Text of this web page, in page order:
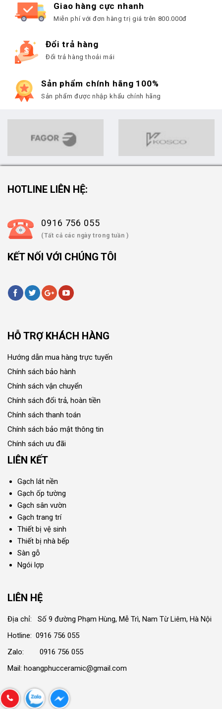
Giao hàng cực nhanh
Miễn phí với đơn hàng trị giá trên 800.000đ
Đổi trả hàng
Đổi trả hàng thoải mái
Sản phẩm chính hãng 100%
Sản phẩm được nhập khẩu chính hãng
HOTLINE LIÊN HỆ:
0916 756 055
(Tất cả các ngày trong tuần )
KẾT NỐI VỚI CHÚNG TÔI
HỖ TRỢ KHÁCH HÀNG
Hướng dẫn mua hàng trực tuyến
Chính sách bảo hành
Chính sách vận chuyển
Chính sách đổi trả, hoàn tiền
Chính sách thanh toán
Chính sách bảo mật thông tin
Chính sách ưu đãi
LIÊN KẾT
Gạch lát nền
Gạch ốp tường
Gạch sân vườn
Gạch trang trí
Thiết bị vệ sinh
Thiết bị nhà bếp
Sàn gỗ
Ngói lợp
LIÊN HỆ
Địa chỉ: Số 9 đường Phạm Hùng, Mễ Trì, Nam Từ Liêm, Hà Nội
Hotline: 0916 756 055
Zalo: 0916 756 055
Mail: hoangphucceramic@gmail.com